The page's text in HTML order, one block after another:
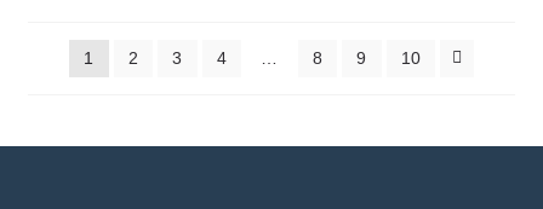
1 2 3 4 … 8 9 10